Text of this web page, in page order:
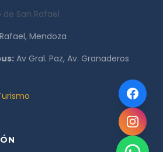
San Rafael
Mendoza
Av Gral. Paz, Av. Granaderos